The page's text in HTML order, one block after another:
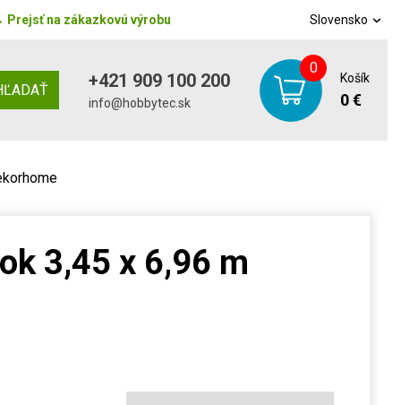
Prejsť na zákazkovú výrobu Slovensko
+421 909 100 200
info@hobbytec.sk
0
Košík
0 €
3,45 x 6,96 m